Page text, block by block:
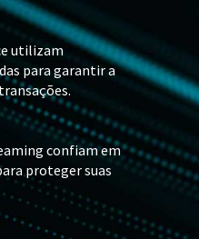
utilizam
para garantir a
confiam em
proteger suas